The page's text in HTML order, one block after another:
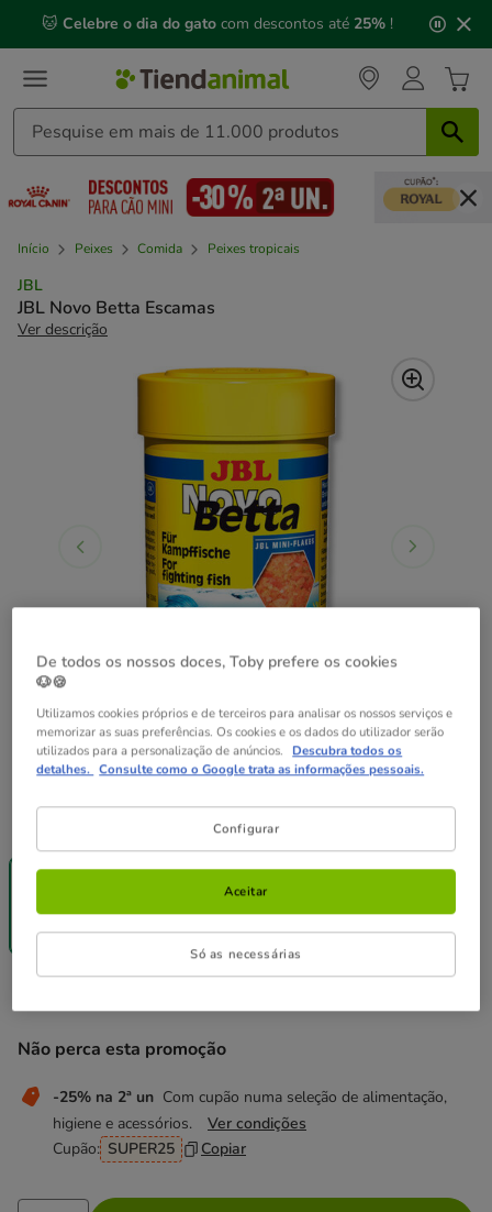
mensagem,
🐱 Celebre o dia do gato com descontos até 25% !
Início Peixes Comida Peixes tropicais
JBL
JBL Novo Betta Escamas
Ver descrição
-25% na 2ª
un.
10.59€
(105.90€ / l)
Não perca esta promoção
-25% na 2ª un Com cupão numa seleção de alimentação,
higiene e acessórios.
Ver condições
Cupão: SUPER25 Copiar
De todos os nossos doces, Toby prefere os cookies
🐶🍪
Utilizamos cookies próprios e de terceiros para analisar os nossos serviços e
memorizar as suas preferências. Os cookies e os dados do utilizador serão
utilizados para a personalização de anúncios. Descubra todos os
detalhes. Consulte como o Google trata as informações pessoais.
Configurar
Só as necessárias
Aceitar